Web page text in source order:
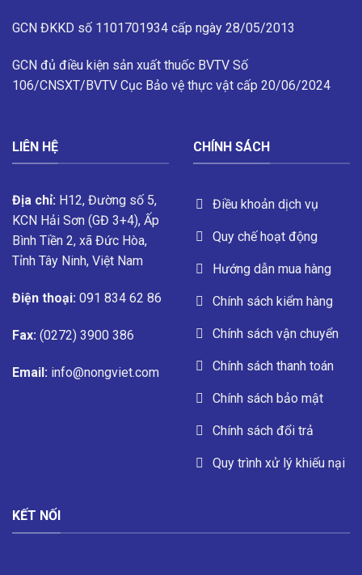
GCN ĐKKD số 1101701934 cấp ngày 28/05/2013
GCN đủ điều kiện sản xuất thuốc BVTV Số
106/CNSXT/BVTV Cục Bảo vệ thực vật cấp 20/06/2024
LIÊN HỆ
Địa chỉ: H12, Đường số 5,
KCN Hải Sơn (GĐ 3+4), Ấp
Bình Tiền 2, xã Đức Hòa,
Tỉnh Tây Ninh, Việt Nam
Điện thoại: 091 834 62 86
Fax: (0272) 3900 386
Email: info@nongviet.com
CHÍNH SÁCH
Điều khoản dịch vụ
Quy chế hoạt động
Hướng dẫn mua hàng
Chính sách kiểm hàng
Chính sách vận chuyển
Chính sách thanh toán
Chính sách bảo mật
Chính sách đổi trả
Quy trình xử lý khiếu nại
KẾT NỐI